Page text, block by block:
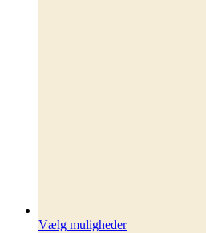
Vælg mulighederDette